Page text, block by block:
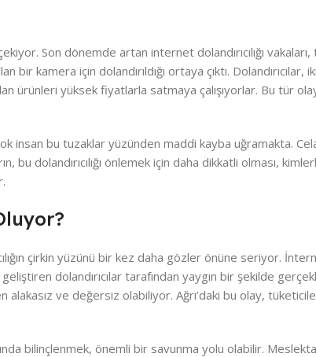
Son dönemde artan internet dolandırıcılığı
kamera için dolandırıldığı ortaya çıktı. Dolandırıcılar,
ürünleri yüksek fiyatlarla satmaya çalışıyorlar. Bu tür
insan bu tuzaklar yüzünden maddi kayba uğramakta.
bu dolandırıcılığı önlemek için daha dikkatli olması,
çirkin yüzünü bir kez daha gözler önüne seriyor.
dolandırıcılar tarafından yaygın bir şekilde
ve değersiz olabiliyor. Ağrı’daki bu olay,
bilinçlenmek, önemli bir savunma yolu olabilir.